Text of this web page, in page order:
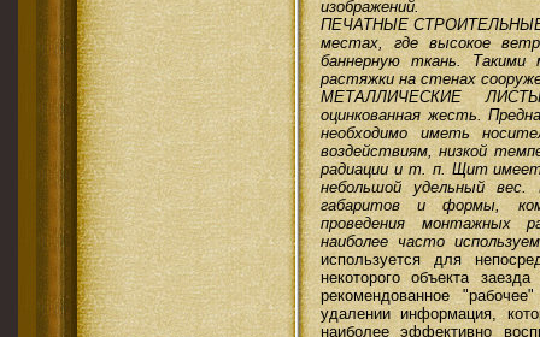
изображений.
ПЕЧАТНЫЕ СТРОИТЕЛЬНЫЕ
местах, где высокое
баннерную ткань.
растяжки на стенах
МЕТАЛЛИЧЕСКИЕ
оцинкованная жесть.
необходимо иметь
воздействиям, низкой
радиации и т. п. Щит
небольшой удельный вес.
габаритов и формы,
проведения монтажных
наиболее часто
используется для
некоторого объекта
рекомендованное
удалении информация,
наиболее эффективно